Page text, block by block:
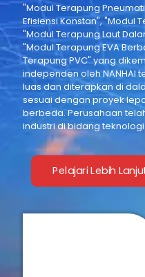
"Modul Terapung
Efisiensi Konstan", "Modul
"Modul Terapung Laut
"Modul Terapung EVA
Terapung PVC" yang
independen oleh NANHAI
luas dan diterapkan di
sesuai dengan proyek
berbeda. Perusahaan
industri di bidang
Pelajari Lebih